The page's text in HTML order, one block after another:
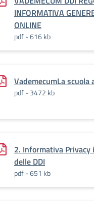
INFORMATIVA
ONLINE
pdf - 616 kb
VademecumLa scuola
pdf - 3472 kb
2. Informativa Privacy
delle DDI
pdf - 651 kb